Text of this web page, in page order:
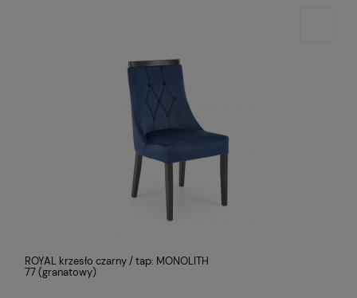
ROYAL krzesło czarny / tap: MONOLITH
77 (granatowy)